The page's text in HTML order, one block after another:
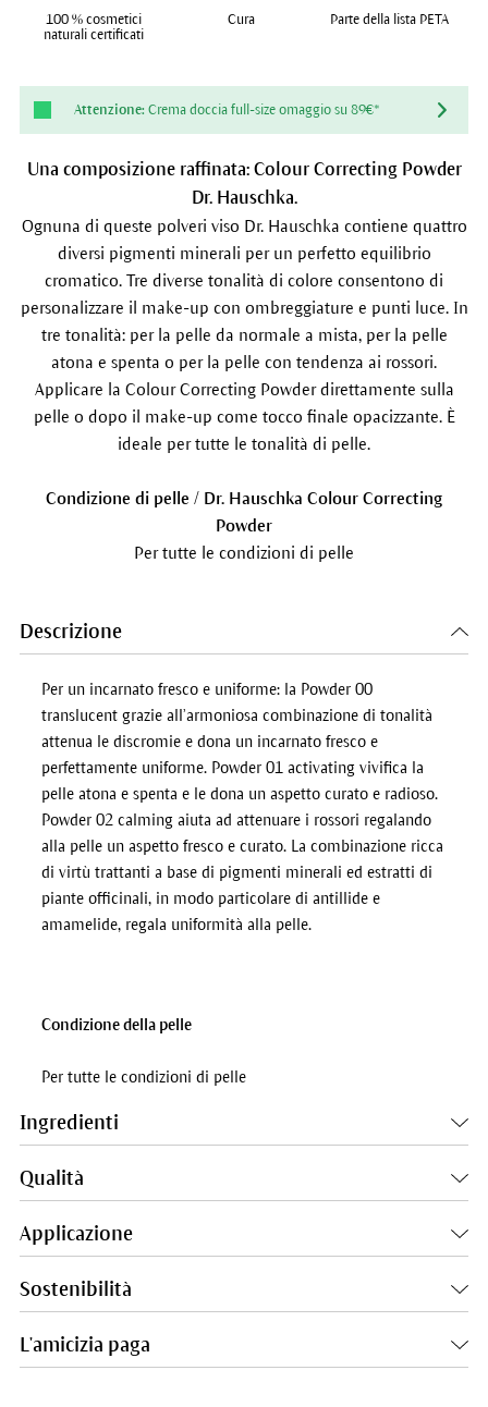
Una composizione raffinata: Colour Correcting Powder
Dr. Hauschka.
Ognuna di queste polveri viso Dr. Hauschka contiene quattro
diversi pigmenti minerali per un perfetto equilibrio
cromatico. Tre diverse tonalità di colore consentono di
personalizzare il make-up con ombreggiature e punti luce. In
tre tonalità: per la pelle da normale a mista, per la pelle
atona e spenta o per la pelle con tendenza ai rossori.
Applicare la Colour Correcting Powder direttamente sulla
pelle o dopo il make-up come tocco finale opacizzante. È
ideale per tutte le tonalità di pelle.
Condizione di pelle / Dr. Hauschka Colour Correcting
Powder
Per tutte le condizioni di pelle
100 % cosmetici
naturali certificati
Cura Parte della lista PETA
Attenzione: Crema doccia full-size omaggio su 89€*
Descrizione
Per un incarnato fresco e uniforme: la Powder 00
translucent grazie all’armoniosa combinazione di tonalità
attenua le discromie e dona un incarnato fresco e
perfettamente uniforme. Powder 01 activating vivifica la
pelle atona e spenta e le dona un aspetto curato e radioso.
Powder 02 calming aiuta ad attenuare i rossori regalando
alla pelle un aspetto fresco e curato. La combinazione ricca
di virtù trattanti a base di pigmenti minerali ed estratti di
piante officinali, in modo particolare di antillide e
amamelide, regala uniformità alla pelle.
Condizione della pelle
Per tutte le condizioni di pelle
Ingredienti
Qualità
Applicazione
Sostenibilità
L'amicizia paga